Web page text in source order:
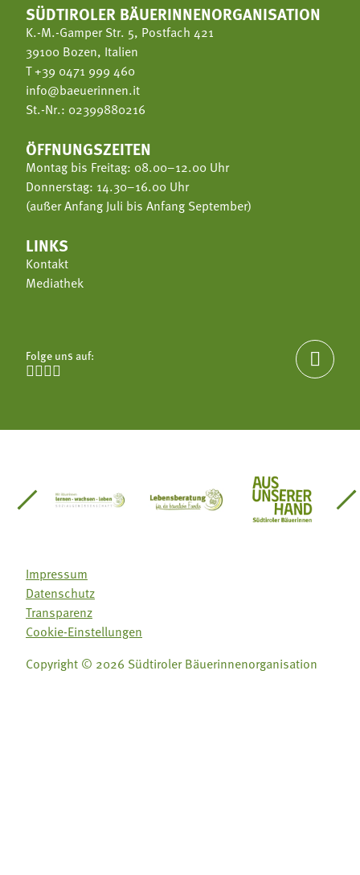
SÜDTIROLER BÄUERINNENORGANISATION
K.-M.-Gamper Str. 5, Postfach 421
39100 Bozen, Italien
T+39 0471 999 460
info@baeuerinnen.it
St.-Nr.: 02399880216
ÖFFNUNGSZEITEN
Montag bis Freitag: 08.00–12.00 Uhr
Donnerstag: 14.30–16.00 Uhr
(außer Anfang Juli bis Anfang September)
LINKS
Kontakt
Mediathek
Folge uns auf:


Südtirol
Gärtnervereinigung
Sozialgenossenschaft Mit Bäuerinnen lernen -
Lebensberatung für dieAus unserer
Impressum
Datenschutz
Transparenz
Cookie-Einstellungen
Copyright © 2026 Südtiroler Bäuerinnenorganisation